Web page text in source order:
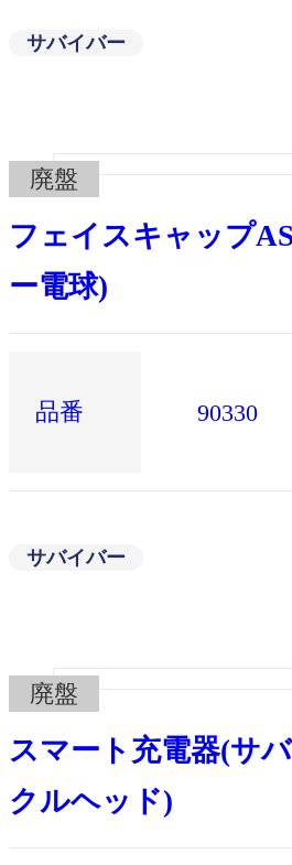
サバイバー
廃盤
フェイスキャップ
ー電球)
品番 90330
サバイバー
廃盤
スマート充電器(サ
クルヘッド)